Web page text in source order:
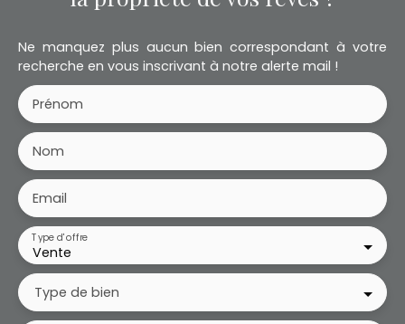
Ne manquez plus aucun bien correspondant à votre
recherche en vous inscrivant à notre alerte mail !
Prénom
Nom
Email
Vente
Type d'offre
Type de bien